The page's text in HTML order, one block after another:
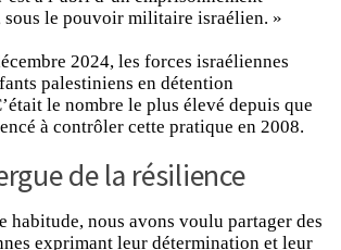
le pouvoir militaire israélien. »
2024, les forces israéliennes
palestiniens en détention
le nombre le plus élevé depuis que
à contrôler cette pratique en 2008.
de la résilience
habitude, nous avons voulu partager des
exprimant leur détermination et leur